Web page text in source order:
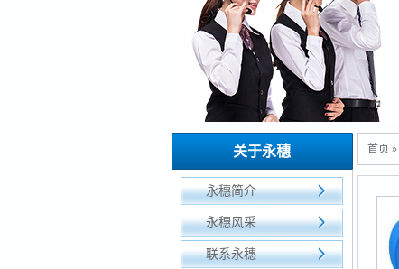
关于永穗
永穗简介
永穗风采
联系永穗
首页 »